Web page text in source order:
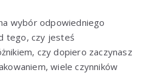
wybór odpowiedniego
tego, czy jesteś
czy dopiero zaczynasz
wiele czynników